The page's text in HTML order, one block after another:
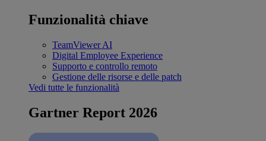
Funzionalità chiave
TeamViewer AI
Digital Employee Experience
Supporto e controllo remoto
Gestione delle risorse e delle patch
Vedi tutte le funzionalità
Gartner Report 2026